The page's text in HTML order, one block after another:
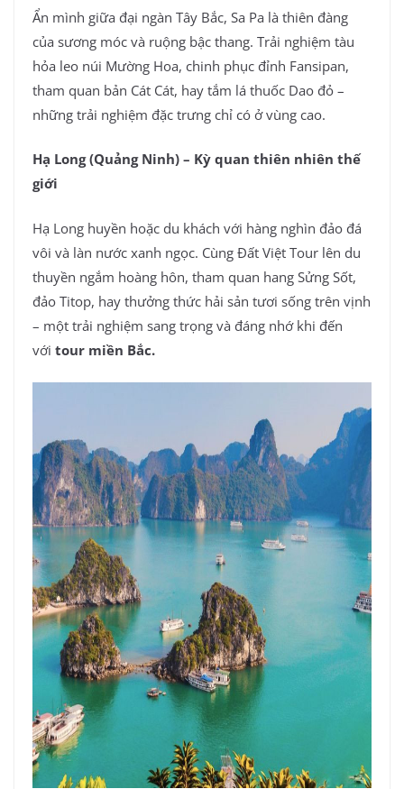
Ẩn mình giữa đại ngàn Tây Bắc, Sa Pa là thiên đàng
của sương móc và ruộng bậc thang. Trải nghiệm tàu
hỏa leo núi Mường Hoa, chinh phục đỉnh Fansipan,
tham quan bản Cát Cát, hay tắm lá thuốc Dao đỏ –
những trải nghiệm đặc trưng chỉ có ở vùng cao.
Hạ Long (Quảng Ninh) – Kỳ quan thiên nhiên thế
giới
Hạ Long huyền hoặc du khách với hàng nghìn đảo đá
vôi và làn nước xanh ngọc. Cùng Đất Việt Tour lên du
thuyền ngắm hoàng hôn, tham quan hang Sửng Sốt,
đảo Titop, hay thưởng thức hải sản tươi sống trên vịnh
– một trải nghiệm sang trọng và đáng nhớ khi đến
với tour miền Bắc.